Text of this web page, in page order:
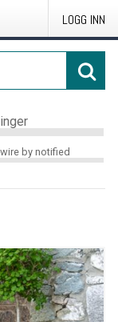
LOGG INN
by notified